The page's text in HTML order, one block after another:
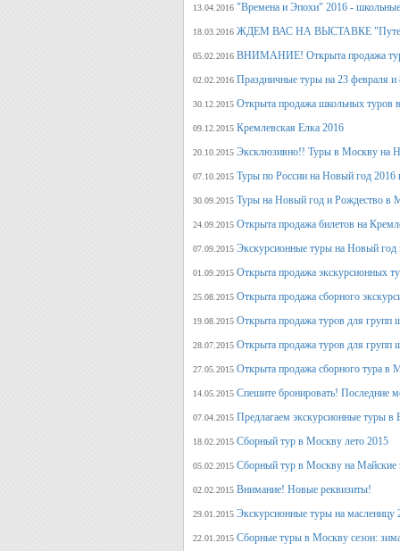
13.04.2016 "Времена и Эпохи" 2016 - школьные
18.03.2016 ЖДЕМ ВАС НА ВЫСТАВКЕ
05.02.2016 ВНИМАНИЕ! Открыта продажа
02.02.2016 Праздничные туры на 23 февраля и
30.12.2015 Открыта продажа школьных туров
09.12.2015 Кремлевская Елка 2016
20.10.2015 Эксклюзивно!! Туры в Москву на
07.10.2015 Туры по России на Новый год 2016
30.09.2015 Туры на Новый год и Рождество в
24.09.2015 Открыта продажа билетов на
07.09.2015 Экскурсионные туры на Новый год
01.09.2015 Открыта продажа экскурсионных
25.08.2015 Открыта продажа сборного
19.08.2015 Открыта продажа туров для групп
28.07.2015 Открыта продажа туров для групп
27.05.2015 Открыта продажа сборного тура в
14.05.2015 Спешите бронировать! Последние
07.04.2015 Предлагаем экскурсионные туры в
18.02.2015 Сборный тур в Москву лето 2015
05.02.2015 Сборный тур в Москву на Майские
02.02.2015 Внимание! Новые реквизиты!
29.01.2015 Экскурсионные туры на масленицу
22.01.2015 Сборные туры в Москву сезон: